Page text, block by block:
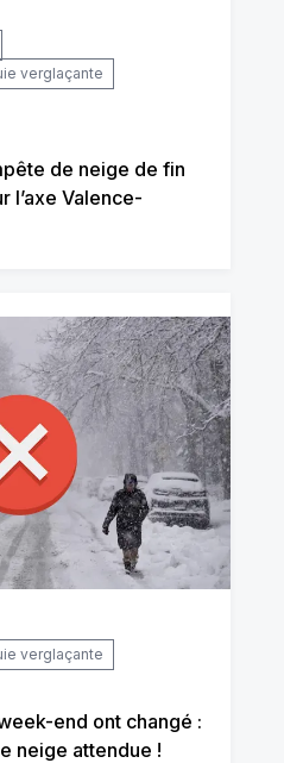
verglaçante
de neige de fin
l’axe Valence-
verglaçante
end ont changé :
neige attendue !